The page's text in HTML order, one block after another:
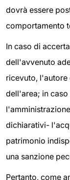
dovrà essere
comportamento
In caso di
dell'avvenuto
ricevuto, l'autore
dell'area; in
dichiarativi-
patrimonio
una sanzione
Pertanto, come